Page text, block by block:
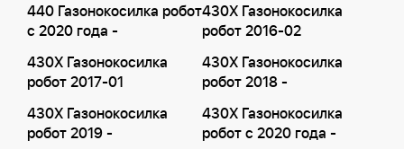
440 Газонокосилка робот
с 2020 года -
430X Газонокосилка
робот 2016-02
430X Газонокосилка
робот 2017-01
430X Газонокосилка
робот 2018 -
430X Газонокосилка
робот 2019 -
430X Газонокосилка
робот с 2020 года -